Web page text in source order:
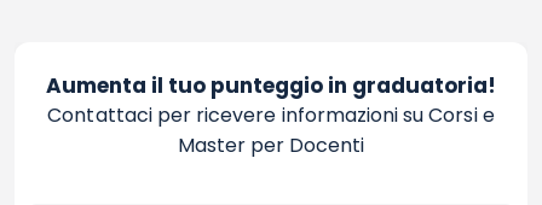
Aumenta il tuo punteggio in graduatoria!
Contattaci per ricevere informazioni su Corsi e
Master per Docenti